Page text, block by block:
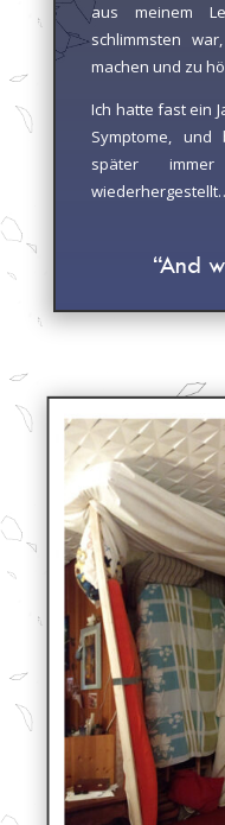
aus meinem
schlimmsten
machen und zu
Ich hatte fast ein
Symptome,
später
“And